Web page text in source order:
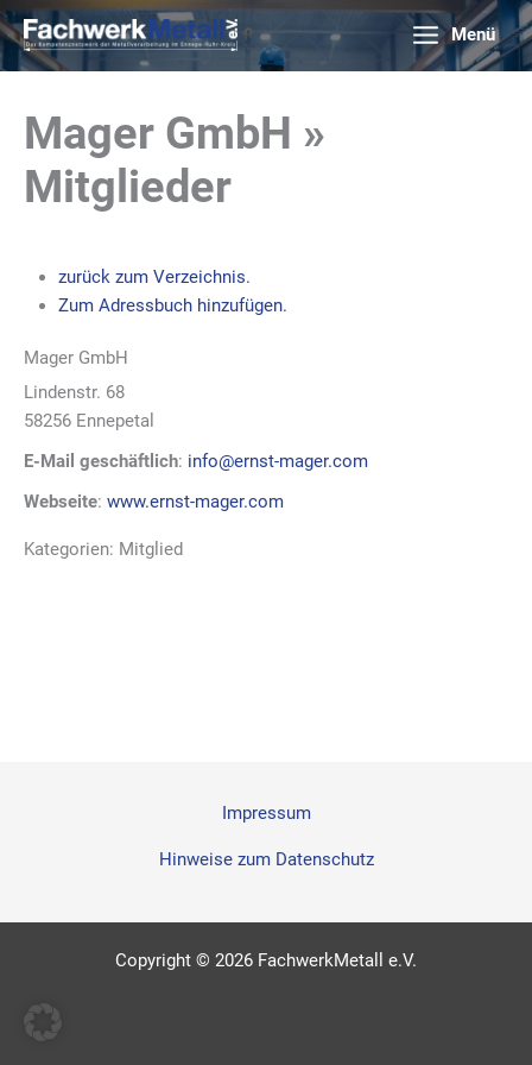
Zum
Inhalt
springen
Menü
Mager GmbH »
Mitglieder
zurück zum Verzeichnis.
Zum Adressbuch hinzufügen.
Mager GmbH
Lindenstr. 68
58256 Ennepetal
E-Mail geschäftlich: info@ernst-mager.com
Webseite: www.ernst-mager.com
Kategorien: Mitglied
Impressum
Hinweise zum Datenschutz
Copyright © 2026 FachwerkMetall e.V.